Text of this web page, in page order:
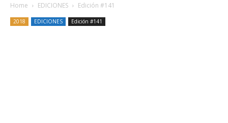
Home EDICIONES Edición #141
2018 EDICIONES Edición #141